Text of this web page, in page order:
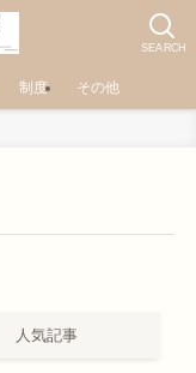
SEARCH
制度 その他
人気記事